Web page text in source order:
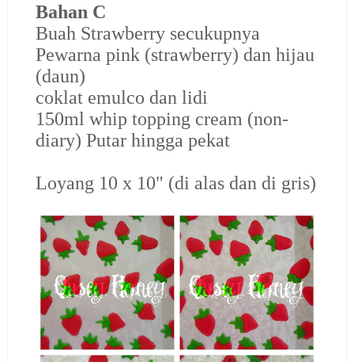
Bahan C
Buah Strawberry secukupnya
Pewarna pink (strawberry) dan hijau
(daun)
coklat emulco dan lidi
150ml whip topping cream (non-
diary) Putar hingga pekat
Loyang 10 x 10" (di alas dan di gris)